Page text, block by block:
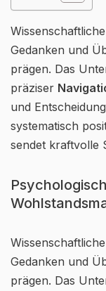
Gedanken und
prägen. Das
präziser
und
systematisch
sendet kraftvolle
Gedanken und
prägen. Das